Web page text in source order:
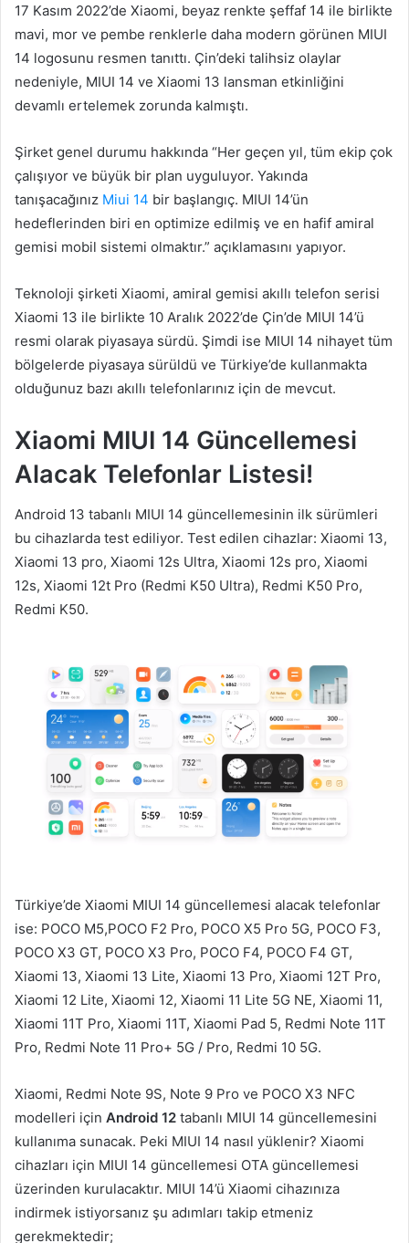
17 Kasım 2022’de Xiaomi, beyaz renkte şeffaf 14 ile birlikte
mavi, mor ve pembe renklerle daha modern görünen MIUI
14 logosunu resmen tanıttı. Çin’deki talihsiz olaylar
nedeniyle, MIUI 14 ve Xiaomi 13 lansman etkinliğini
devamlı ertelemek zorunda kalmıştı.
Şirket genel durumu hakkında “Her geçen yıl, tüm ekip çok
çalışıyor ve büyük bir plan uyguluyor. Yakında
tanışacağınız Miui 14 bir başlangıç. MIUI 14’ün
hedeflerinden biri en optimize edilmiş ve en hafif amiral
gemisi mobil sistemi olmaktır.” açıklamasını yapıyor.
Teknoloji şirketi Xiaomi, amiral gemisi akıllı telefon serisi
Xiaomi 13 ile birlikte 10 Aralık 2022’de Çin’de MIUI 14’ü
resmi olarak piyasaya sürdü. Şimdi ise MIUI 14 nihayet tüm
bölgelerde piyasaya sürüldü ve Türkiye’de kullanmakta
olduğunuz bazı akıllı telefonlarınız için de mevcut.
Xiaomi MIUI 14 Güncellemesi
Alacak Telefonlar Listesi!
Android 13 tabanlı MIUI 14 güncellemesinin ilk sürümleri
bu cihazlarda test ediliyor. Test edilen cihazlar: Xiaomi 13,
Xiaomi 13 pro, Xiaomi 12s Ultra, Xiaomi 12s pro, Xiaomi
12s, Xiaomi 12t Pro (Redmi K50 Ultra), Redmi K50 Pro,
Redmi K50.
Türkiye’de Xiaomi MIUI 14 güncellemesi alacak telefonlar
ise: POCO M5,POCO F2 Pro, POCO X5 Pro 5G, POCO F3,
POCO X3 GT, POCO X3 Pro, POCO F4, POCO F4 GT,
Xiaomi 13, Xiaomi 13 Lite, Xiaomi 13 Pro, Xiaomi 12T Pro,
Xiaomi 12 Lite, Xiaomi 12, Xiaomi 11 Lite 5G NE, Xiaomi 11,
Xiaomi 11T Pro, Xiaomi 11T, Xiaomi Pad 5, Redmi Note 11T
Pro, Redmi Note 11 Pro+ 5G / Pro, Redmi 10 5G.
Xiaomi, Redmi Note 9S, Note 9 Pro ve POCO X3 NFC
modelleri için Android 12 tabanlı MIUI 14 güncellemesini
kullanıma sunacak. Peki MIUI 14 nasıl yüklenir? Xiaomi
cihazları için MIUI 14 güncellemesi OTA güncellemesi
üzerinden kurulacaktır. MIUI 14’ü Xiaomi cihazınıza
indirmek istiyorsanız şu adımları takip etmeniz
gerekmektedir;